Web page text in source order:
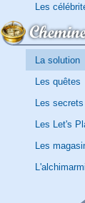
Les
La solution
Les quêtes
Les secrets
Les Let's
Les